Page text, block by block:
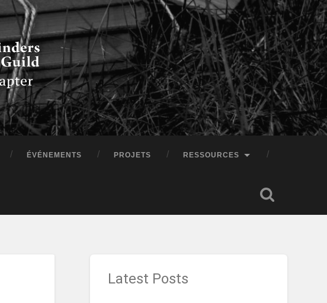
ÉVÉNEMENTS PROJETS RESSOURCES
Latest Posts